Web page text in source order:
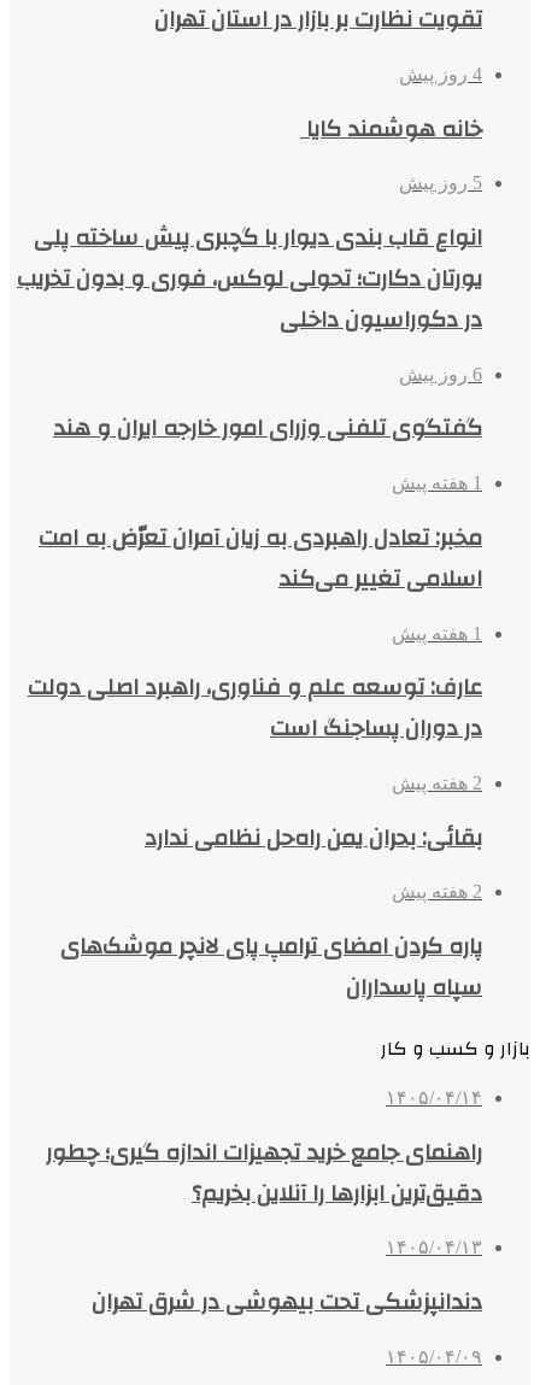
تقویت نظارت بر بازار در استان تهران
4 روز پیش
خانه هوشمند کایا
5 روز پیش
انواع قاب بندی دیوار با گچبری پیش ساخته پلی
یورتان دکارت؛ تحولی لوکس، فوری و بدون تخریب
در دکوراسیون داخلی
6 روز پیش
گفتگوی تلفنی وزرای امور خارجه ایران و هند
1 هفته پیش
مخبر: تعادل راهبردی به زیان آمران تعرّض به امت
اسلامی تغییر می‌کند
1 هفته پیش
عارف: توسعه علم و فناوری، راهبرد اصلی دولت
در دوران پساجنگ است
2 هفته پیش
بقائی: بحران یمن راه‌حل نظامی ندارد
2 هفته پیش
پاره کردن امضای ترامپ پای لانچر موشک‌های
سپاه پاسداران
بازار و کسب و کار
۱۴۰۵/۰۴/۱۴
راهنمای جامع خرید تجهیزات اندازه گیری؛ چطور
دقیق‌ترین ابزارها را آنلاین بخریم؟
۱۴۰۵/۰۴/۱۳
دندانپزشکی تحت بیهوشی در شرق تهران
۱۴۰۵/۰۴/۰۹